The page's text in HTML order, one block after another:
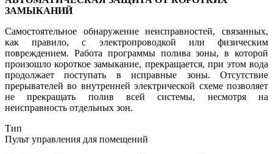
ЗАМЫКАНИЙ
Самостоятельное обнаружение неисправностей, связанных,
как правило, с электропроводкой или физическим
повреждением. Работа программы полива зоны, в которой
произошло короткое замыкание, прекращается, при этом вода
продолжает поступать в исправные зоны. Отсутствие
прерывателей во внутренней электрической схеме позволяет
не прекращать полив всей системы, несмотря на
неисправность отдельных зон.
Тип
Пульт управления для помещений